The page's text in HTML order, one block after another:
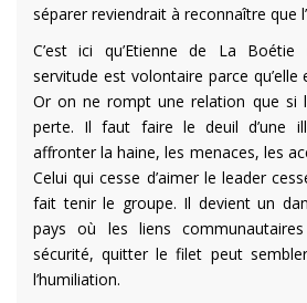
séparer reviendrait à reconnaître que
C’est ici qu’Etienne de La
servitude est volontaire parce qu’elle
Or on ne rompt une relation que si
perte. Il faut faire le deuil d’une
affronter la haine, les menaces, les
Celui qui cesse d’aimer le leader
fait tenir le groupe. Il devient un
pays où les liens
sécurité, quitter le filet peut
l’humiliation.